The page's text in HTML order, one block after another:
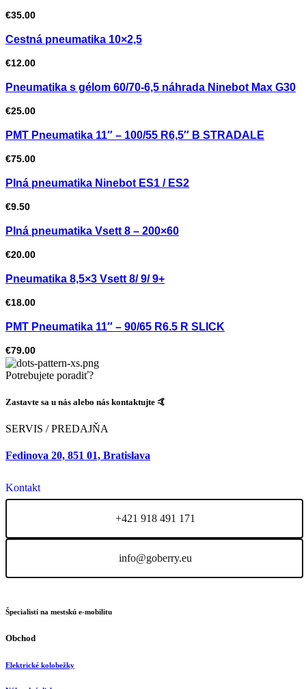
€35.00
Cestná pneumatika 10×2,5
€12.00
Pneumatika s gélom 60/70-6,5 náhrada Ninebot Max G30
€25.00
PMT Pneumatika 11″ – 100/55 R6,5″ B STRADALE
€75.00
Plná pneumatika Ninebot ES1 / ES2
€9.50
Plná pneumatika Vsett 8 – 200×60
€20.00
Pneumatika 8,5×3 Vsett 8/ 9/ 9+
€18.00
PMT Pneumatika 11″ – 90/65 R6.5 R SLICK
€79.00
Potrebujete poradiť?
Zastavte sa u nás alebo nás kontaktujte 🤙
SERVIS / PREDAJŇA
Fedinova 20, 851 01, Bratislava
Kontakt
+421 918 491 171
info@goberry.eu
Špecialisti na mestskú e-mobilitu
Obchod
Elektrické kolobežky